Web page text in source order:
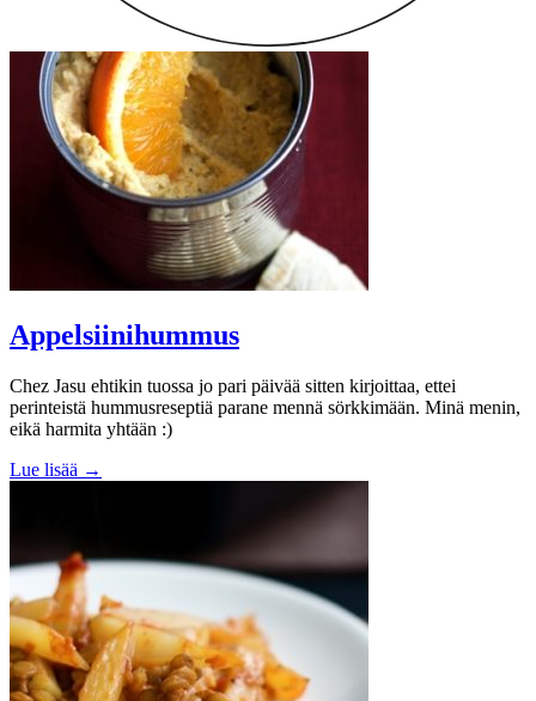
Appelsiinihummus
Chez Jasu ehtikin tuossa jo pari päivää sitten kirjoittaa, ettei
perinteistä hummusreseptiä parane mennä sörkkimään. Minä menin,
eikä harmita yhtään :)
Lue lisää →